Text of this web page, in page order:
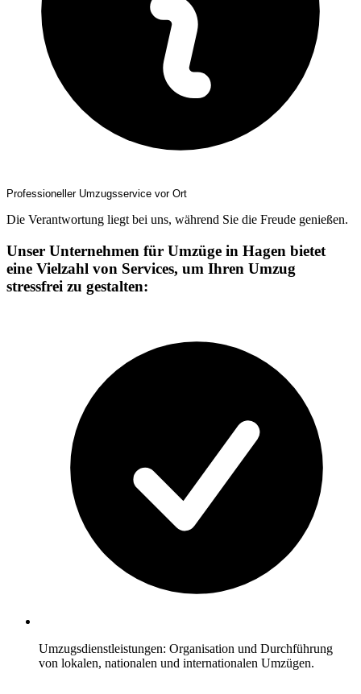
Professioneller Umzugsservice vor Ort
Die Verantwortung liegt bei uns, während Sie die Freude genießen.
Unser Unternehmen für Umzüge in Hagen bietet
eine Vielzahl von Services, um Ihren Umzug
stressfrei zu gestalten:
Umzugsdienstleistungen: Organisation und Durchführung
von lokalen, nationalen und internationalen Umzügen.